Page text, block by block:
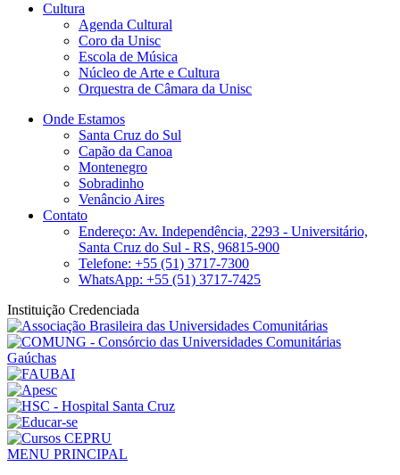
Cultura
Agenda Cultural
Coro da Unisc
Escola de Música
Núcleo de Arte e Cultura
Orquestra de Câmara da Unisc
Onde Estamos
Santa Cruz do Sul
Capão da Canoa
Montenegro
Sobradinho
Venâncio Aires
Contato
Endereço: Av. Independência, 2293 - Universitário,
Santa Cruz do Sul - RS, 96815-900
Telefone: +55 (51) 3717-7300
WhatsApp: +55 (51) 3717-7425
Instituição Credenciada
MENU PRINCIPAL